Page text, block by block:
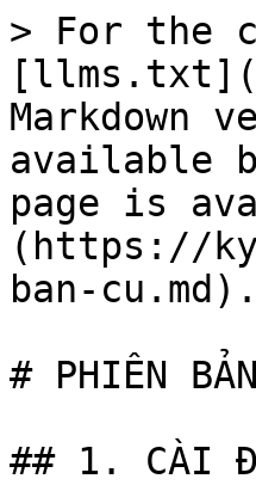
> For the
Markdown
available
page is
(https://
ban-cu.md).
# PHIÊN
## 1. CÀI